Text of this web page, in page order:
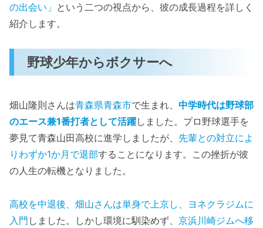
の出会い」 という二つの視点から、彼の成長過程を詳しく
紹介します。
野球少年からボクサーへ
畑山隆則さんは青森県青森市で生まれ、 中学時代は野球部
のエース兼1番打者として活躍しました。プロ野球選手を
夢見て青森山田高校に進学しましたが、 先輩との対立によ
りわずか1か月で退部することになります。この挫折が彼
の人生の転機となりました。
高校を中退後、畑山さんは単身で上京し、ヨネクラジムに
入門 しました。しかし環境に馴染めず、 京浜川崎ジムへ移